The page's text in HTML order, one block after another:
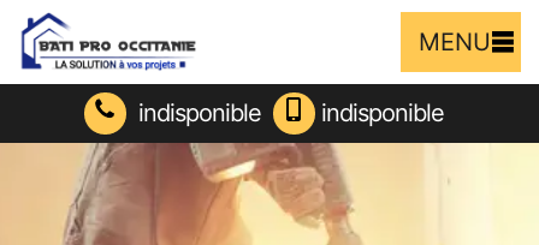
MENU
indisponible indisponible